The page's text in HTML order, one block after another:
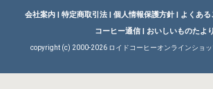
会社案内 | 特定商取引法 | 個人情報保護方針 | よくある
コーヒー通信 | おいしいものたより
copyright (c) 2000-2026 ロイドコーヒーオンラインショ